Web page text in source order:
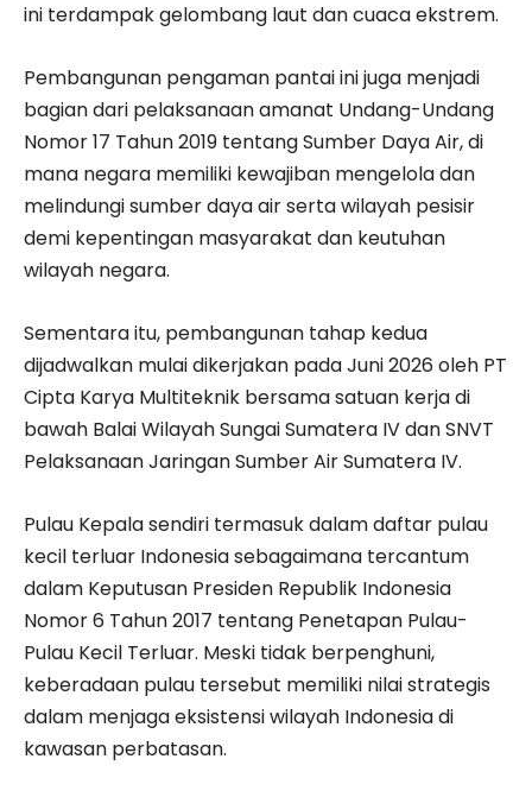
ini terdampak gelombang laut dan cuaca ekstrem.
Pembangunan pengaman pantai ini juga menjadi
bagian dari pelaksanaan amanat Undang-Undang
Nomor 17 Tahun 2019 tentang Sumber Daya Air, di
mana negara memiliki kewajiban mengelola dan
melindungi sumber daya air serta wilayah pesisir
demi kepentingan masyarakat dan keutuhan
wilayah negara.
Sementara itu, pembangunan tahap kedua
dijadwalkan mulai dikerjakan pada Juni 2026 oleh PT
Cipta Karya Multiteknik bersama satuan kerja di
bawah Balai Wilayah Sungai Sumatera IV dan SNVT
Pelaksanaan Jaringan Sumber Air Sumatera IV.
Pulau Kepala sendiri termasuk dalam daftar pulau
kecil terluar Indonesia sebagaimana tercantum
dalam Keputusan Presiden Republik Indonesia
Nomor 6 Tahun 2017 tentang Penetapan Pulau-
Pulau Kecil Terluar. Meski tidak berpenghuni,
keberadaan pulau tersebut memiliki nilai strategis
dalam menjaga eksistensi wilayah Indonesia di
kawasan perbatasan.